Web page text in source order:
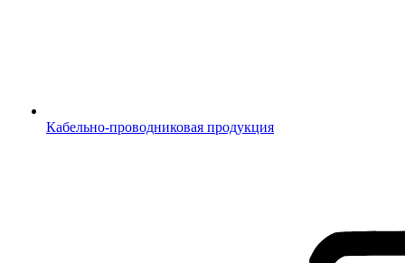
Кабельно-проводниковая продукция